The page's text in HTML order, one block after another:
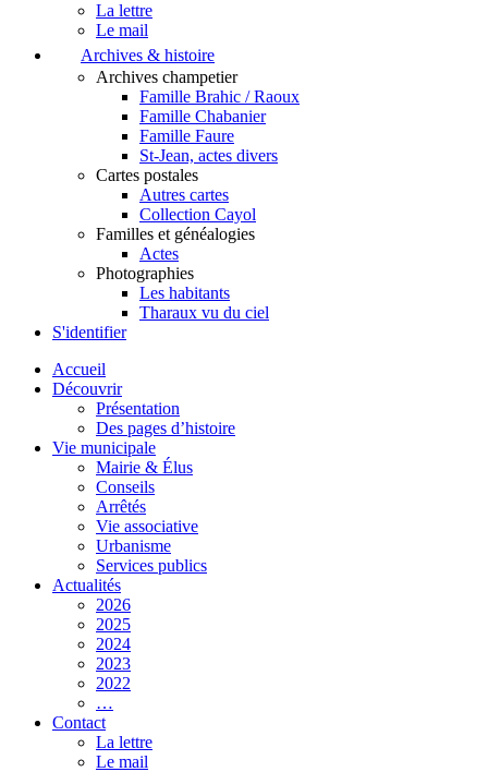
La lettre
Le mail
Archives & histoire
Archives champetier
Famille Brahic / Raoux
Famille Chabanier
Famille Faure
St-Jean, actes divers
Cartes postales
Autres cartes
Collection Cayol
Familles et généalogies
Actes
Photographies
Les habitants
Tharaux vu du ciel
S'identifier
Accueil
Découvrir
Présentation
Des pages d’histoire
Vie municipale
Mairie & Élus
Conseils
Arrêtés
Vie associative
Urbanisme
Services publics
Actualités
2026
2025
2024
2023
2022
…
Contact
La lettre
Le mail